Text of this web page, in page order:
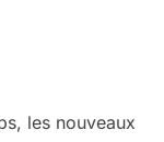
les nouveaux